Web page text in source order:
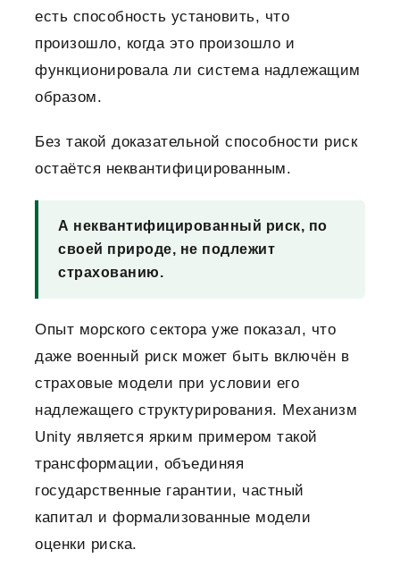
есть способность установить, что
произошло, когда это произошло и
функционировала ли система надлежащим
образом.
Без такой доказательной способности риск
остаётся неквантифицированным.
А неквантифицированный риск, по
своей природе, не подлежит
страхованию.
Опыт морского сектора уже показал, что
даже военный риск может быть включён в
страховые модели при условии его
надлежащего структурирования. Механизм
Unity является ярким примером такой
трансформации, объединяя
государственные гарантии, частный
капитал и формализованные модели
оценки риска.